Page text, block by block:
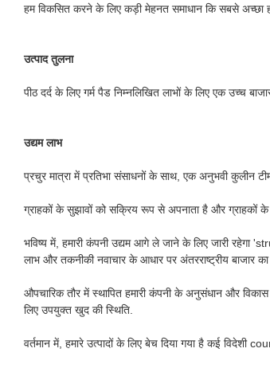
हम विकसित करने के लिए कड़ी मेहनत समाधान कि सबसे अच्छा
उत्पाद तुलना
पीठ दर्द के लिए गर्म पैड निम्नलिखित लाभों के लिए एक उच्च
उद्यम लाभ
प्रचुर मात्रा में प्रतिभा संसाधनों के साथ, एक अनुभवी कुलीन
ग्राहकों के सुझावों को सक्रिय रूप से अपनाता है और ग्राहकों के
भविष्य में, हमारी कंपनी उद्यम आगे ले जाने के लिए जारी
लाभ और तकनीकी नवाचार के आधार पर अंतरराष्ट्रीय बाजार
औपचारिक तौर में स्थापित हमारी कंपनी के अनुसंधान और
लिए उपयुक्त खुद की स्थिति.
वर्तमान में, हमारे उत्पादों के लिए बेच दिया गया है कई विदेशी